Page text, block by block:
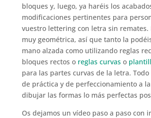
bloques y, luego, ya haréis los
modificaciones pertinentes para
vuestro lettering con letra sin remates.
muy geométrica, así que tanto la
mano alzada como utilizando reglas
bloques rectos o reglas curvaso
para las partes curvas de la letra. Todo
de práctica y de perfeccionamiento a
dibujar las formas lo más perfectas
Os dejamos un vídeo paso a paso con